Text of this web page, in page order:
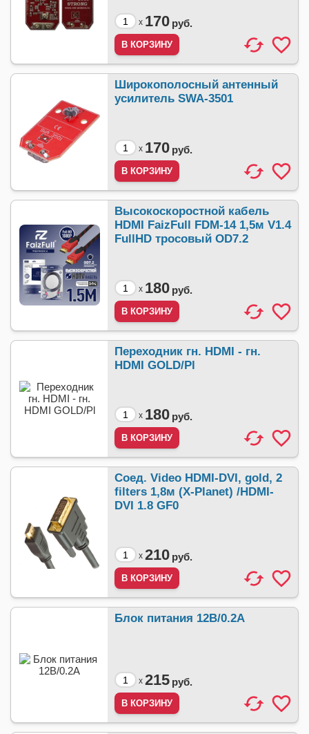
x 170 руб.
Широкополосный антенный
усилитель SWA-3501
x 170 руб.
Высокоскоростной кабель
HDMI FaizFull FDM-14 1,5м V1.4
FullHD тросовый OD7.2
x 180 руб.
Переходник гн. HDMI - гн.
HDMI GOLD/Pl
x 180 руб.
Соед. Video HDMI-DVI, gold, 2
filters 1,8м (X-Planet) /HDMI-
DVI 1.8 GF0
x 210 руб.
Блок питания 12В/0.2A
x 215 руб.